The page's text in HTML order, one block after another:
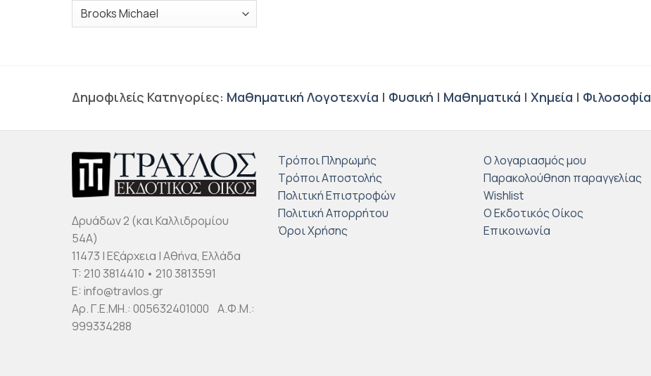
Δημοφιλείς Κατηγορίες: Μαθηματική Λογοτεχνία | Φυσική | Μαθηματικά | Χημεία | Φιλοσοφία
Δρυάδων 2 (και Καλλιδρομίου
54Α)
11473 | Εξάρχεια | Αθήνα, Ελλάδα
T: 210 3814410 • 210 3813591
E: info@travlos.gr
Αρ. Γ.Ε.ΜΗ.: 005632401000 Α.Φ.Μ.:
999334288
Τρόποι Πληρωμής
Τρόποι Αποστολής
Πολιτική Επιστροφών
Πολιτική Απορρήτου
Όροι Χρήσης
Ο λογαριασμός μου
Παρακολούθηση παραγγελίας
Wishlist
Ο Εκδοτικός Οίκος
Επικοινωνία